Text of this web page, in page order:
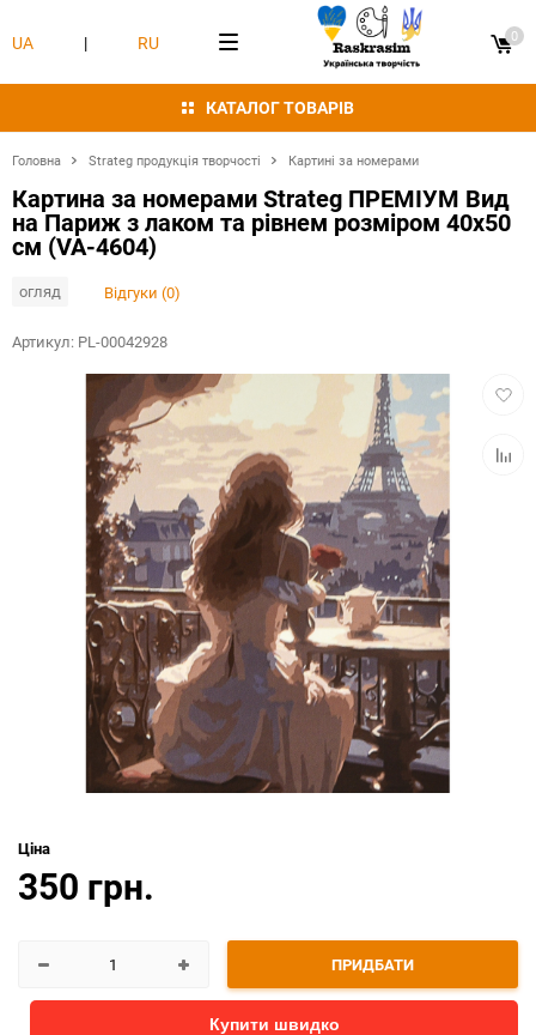
КАТАЛОГ ТОВАРІВ
UA | RU 0
Головна Strateg продукція творчості Картині за номерами
Картина за номерами Strateg ПРЕМІУМ Вид
на Париж з лаком та рівнем розміром 40х50
см (VA-4604)
огляд Відгуки (0)
Артикул: PL-00042928
Ціна
350 грн.
ПРИДБАТИ
Купити швидко